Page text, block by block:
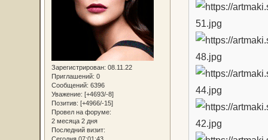
Зарегистрирован: 08.11.22
Приглашений: 0
Сообщений: 6396
Уважение: [+4693/-8]
Позитив: [+4966/-15]
Провел на форуме:
2 месяца 2 дня
Последний визит:
Сегодня 07:01:43